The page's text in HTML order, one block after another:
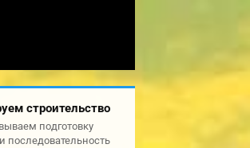
строительство
подготовку
последовательность